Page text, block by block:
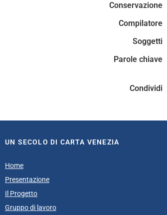
Conservazione
Compilatore
Soggetti
Parole chiave
Condividi
UN SECOLO DI CARTA VENEZIA
Home
Presentazione
Il Progetto
Gruppo di lavoro